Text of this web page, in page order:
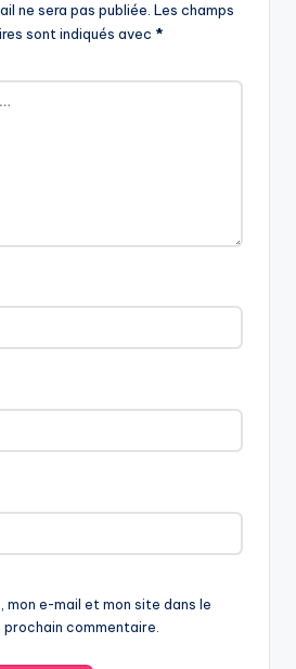
ne sera pas publiée. Les champs
sont indiqués avec *
mon e-mail et mon site dans le
commentaire.